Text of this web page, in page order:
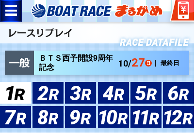
ＢＴＳ西予開設9周年
記念
10/27 ｜ 最終日